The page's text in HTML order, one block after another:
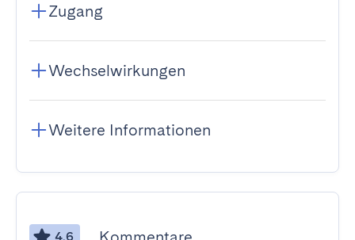
Zugang
Wechselwirkungen
Weitere Informationen
4.6